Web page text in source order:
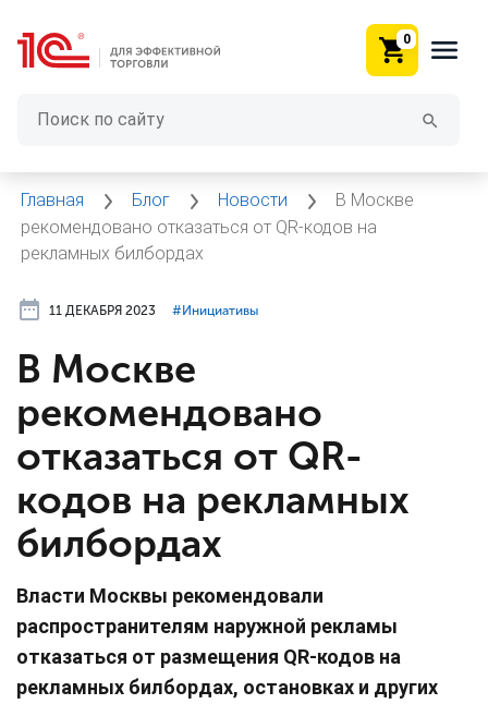
0
Главная Блог Новости
В Москве
рекомендовано отказаться от QR-кодов на
рекламных билбордах
11 ДЕКАБРЯ 2023 #⁣Инициативы
В Москве
рекомендовано
отказаться от QR-
кодов на рекламных
билбордах
Власти Москвы рекомендовали
распространителям наружной рекламы
отказаться от размещения QR-кодов на
рекламных билбордах, остановках и других